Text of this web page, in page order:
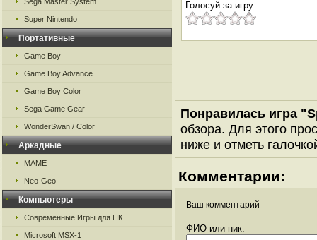
Super Nintendo
Портативные
Game Boy
Game Boy Advance
Game Boy Color
Sega Game Gear
WonderSwan / Color
Аркадные
MAME
Neo-Geo
Компьютеры
Современные Игры для ПК
Microsoft MSX-1
Голосуй за игру:
Понравилась игра
обзора. Для этого
ниже и отметь
Комментарии:
Ваш комментарий
ФИО или ник: